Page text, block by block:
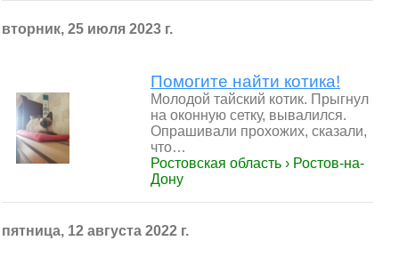
вторник, 25 июля 2023 г.
Помогите найти котика!
Молодой тайский котик. Прыгнул
на оконную сетку, вывалился.
Опрашивали прохожих, сказали,
что…
Ростовская область › Ростов-на-
Дону
пятница, 12 августа 2022 г.